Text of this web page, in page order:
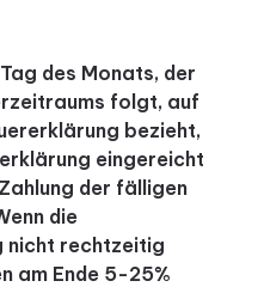
des Monats, der
folgt, auf
bezieht,
eingereicht
der fälligen
die
nicht rechtzeitig
am Ende 5-25%